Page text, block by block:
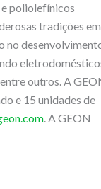
poliolefínicos
tradições em
no
outros. A
e 15 unidades de
. A GEON